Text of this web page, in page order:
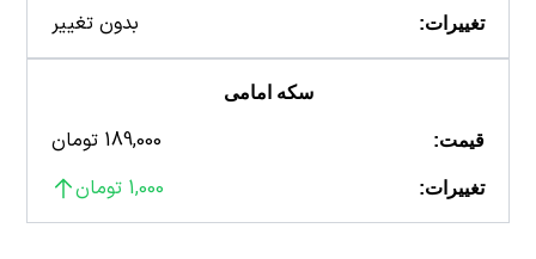
تغییرات: بدون تغییر
سکه امامی
قیمت: 189,000 تومان
تغییرات: 1,000 تومان